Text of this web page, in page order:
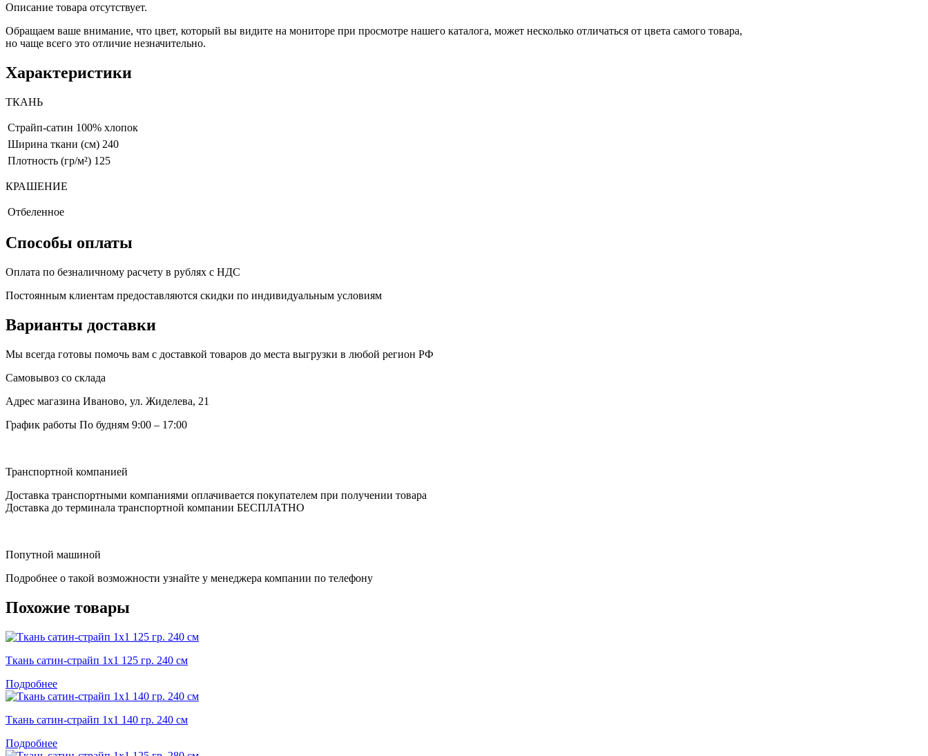
Описание товара отсутствует.
Обращаем ваше внимание, что цвет, который вы видите на мониторе при просмотре нашего каталога, может несколько отличаться от цвета самого товара,
но чаще всего это отличие незначительно.
Характеристики
ТКАНЬ
Страйп-сатин 100% хлопок
Ширина ткани (см) 240
Плотность (гр/м²) 125
КРАШЕНИЕ
Отбеленное
Способы оплаты
Оплата по безналичному расчету в рублях с НДС
Постоянным клиентам предоставляются скидки по индивидуальным условиям
Варианты доставки
Мы всегда готовы помочь вам с доставкой товаров до места выгрузки в любой регион РФ
Самовывоз со склада
Адрес магазина Иваново, ул. Жиделева, 21
График работы По будням 9:00 – 17:00
Транспортной компанией
Доставка транспортными компаниями оплачивается покупателем при получении товара
Доставка до терминала транспортной компании БЕСПЛАТНО
Попутной машиной
Подробнее о такой возможности узнайте у менеджера компании по телефону
Похожие товары
Ткань сатин-страйп 1х1 125 гр. 240 см
Подробнее
Ткань сатин-страйп 1х1 140 гр. 240 см
Подробнее